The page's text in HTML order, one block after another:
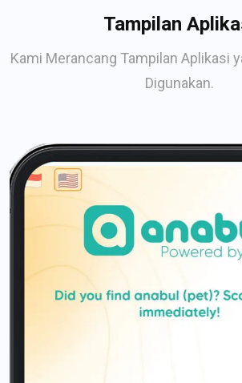
Tampilan
Kami Merancang Tampilan Aplikasi
Digunakan.